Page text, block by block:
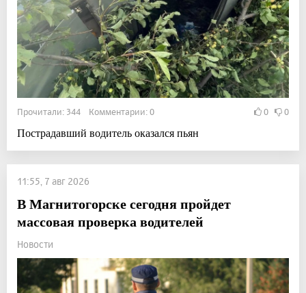
Прочитали: 344 Комментарии: 0 0 0
Пострадавший водитель оказался пьян
11:55, 7 авг 2026
В Магнитогорске сегодня пройдет
массовая проверка водителей
Новости